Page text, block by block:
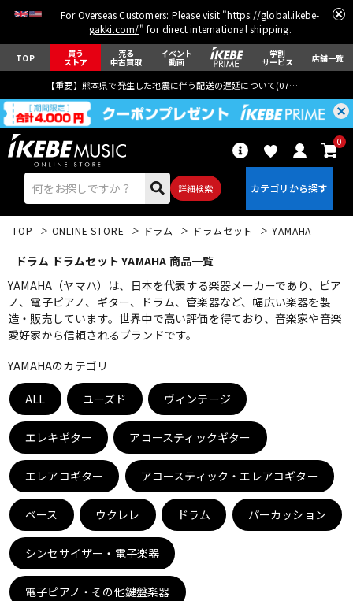
For Overseas Customers: Please visit "https://global.ikebe-
gakki.com/" for direct international shipping.
TOP 買う
ストア
売る
中古買取
イベント
動画
学割
サービス 店舗一覧
【重要】熊本県で発生した地震に伴う配送の遅延について(07月29日
詳細検索
0
エレキギター アコギ/エレアコ
ドラム パーカッション
キーボード 電子ピアノ
管楽器
TOP ONLINE STORE ドラム ドラムセット YAMAHA
ドラム ドラムセット YAMAHA 商品一覧
YAMAHA（ヤマハ）は、日本を代表する楽器メーカーであり、ピア
ノ、電子ピアノ、ギター、ドラム、管楽器など、幅広い楽器を製
造・販売しています。世界中で高い評価を得ており、音楽家や音楽
愛好家から信頼されるブランドです。
YAMAHAのカテゴリ
ALL ユーズド ヴィンテージ
エレキギター アコースティックギター
エレアコギター アコースティック・エレアコギター
ベース ウクレレ ドラム パーカッション
シンセサイザー・電子楽器
電子ピアノ・その他鍵盤楽器